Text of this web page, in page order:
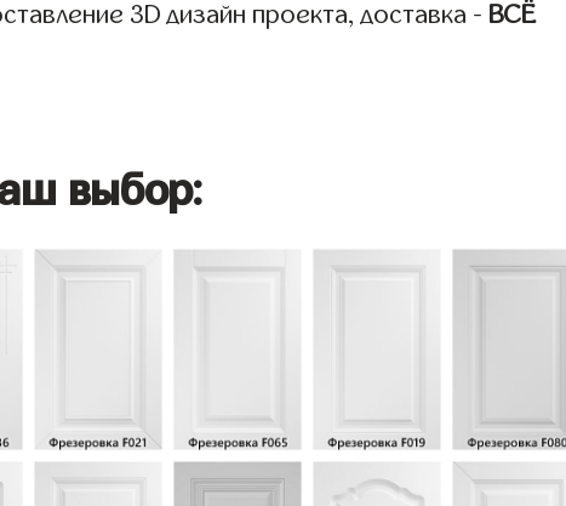
3D дизайн проекта, доставка - ВСЁ
выбор: